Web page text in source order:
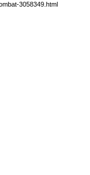
3058349.html